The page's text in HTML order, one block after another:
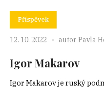
Příspěvek
12. 10. 2022 autor Pavla
Igor Makarov
Igor Makarov je ruský